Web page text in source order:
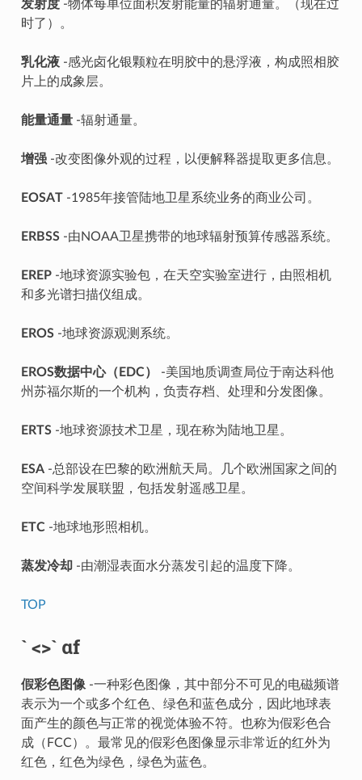
发射度-物体每单位面积发射能量的辐射通量。（现在过
时了）。
乳化液-感光卤化银颗粒在明胶中的悬浮液，构成照相胶
片上的成象层。
能量通量-辐射通量。
增强-改变图像外观的过程，以便解释器提取更多信息。
EOSAT-1985年接管陆地卫星系统业务的商业公司。
ERBSS-由NOAA卫星携带的地球辐射预算传感器系统。
EREP-地球资源实验包，在天空实验室进行，由照相机
和多光谱扫描仪组成。
EROS-地球资源观测系统。
EROS数据中心（EDC）
-美国地质调查局位于南达科他
州苏福尔斯的一个机构，负责存档、处理和分发图像。
ERTS-地球资源技术卫星，现在称为陆地卫星。
ESA-总部设在巴黎的欧洲航天局。几个欧洲国家之间的
空间科学发展联盟，包括发射遥感卫星。
ETC-地球地形照相机。
蒸发冷却-由潮湿表面水分蒸发引起的温度下降。
TOP
` <>` αf
假彩色图像-一种彩色图像，其中部分不可见的电磁频谱
表示为一个或多个红色、绿色和蓝色成分，因此地球表
面产生的颜色与正常的视觉体验不符。也称为假彩色合
成（FCC）。最常见的假彩色图像显示非常近的红外为
红色，红色为绿色，绿色为蓝色。